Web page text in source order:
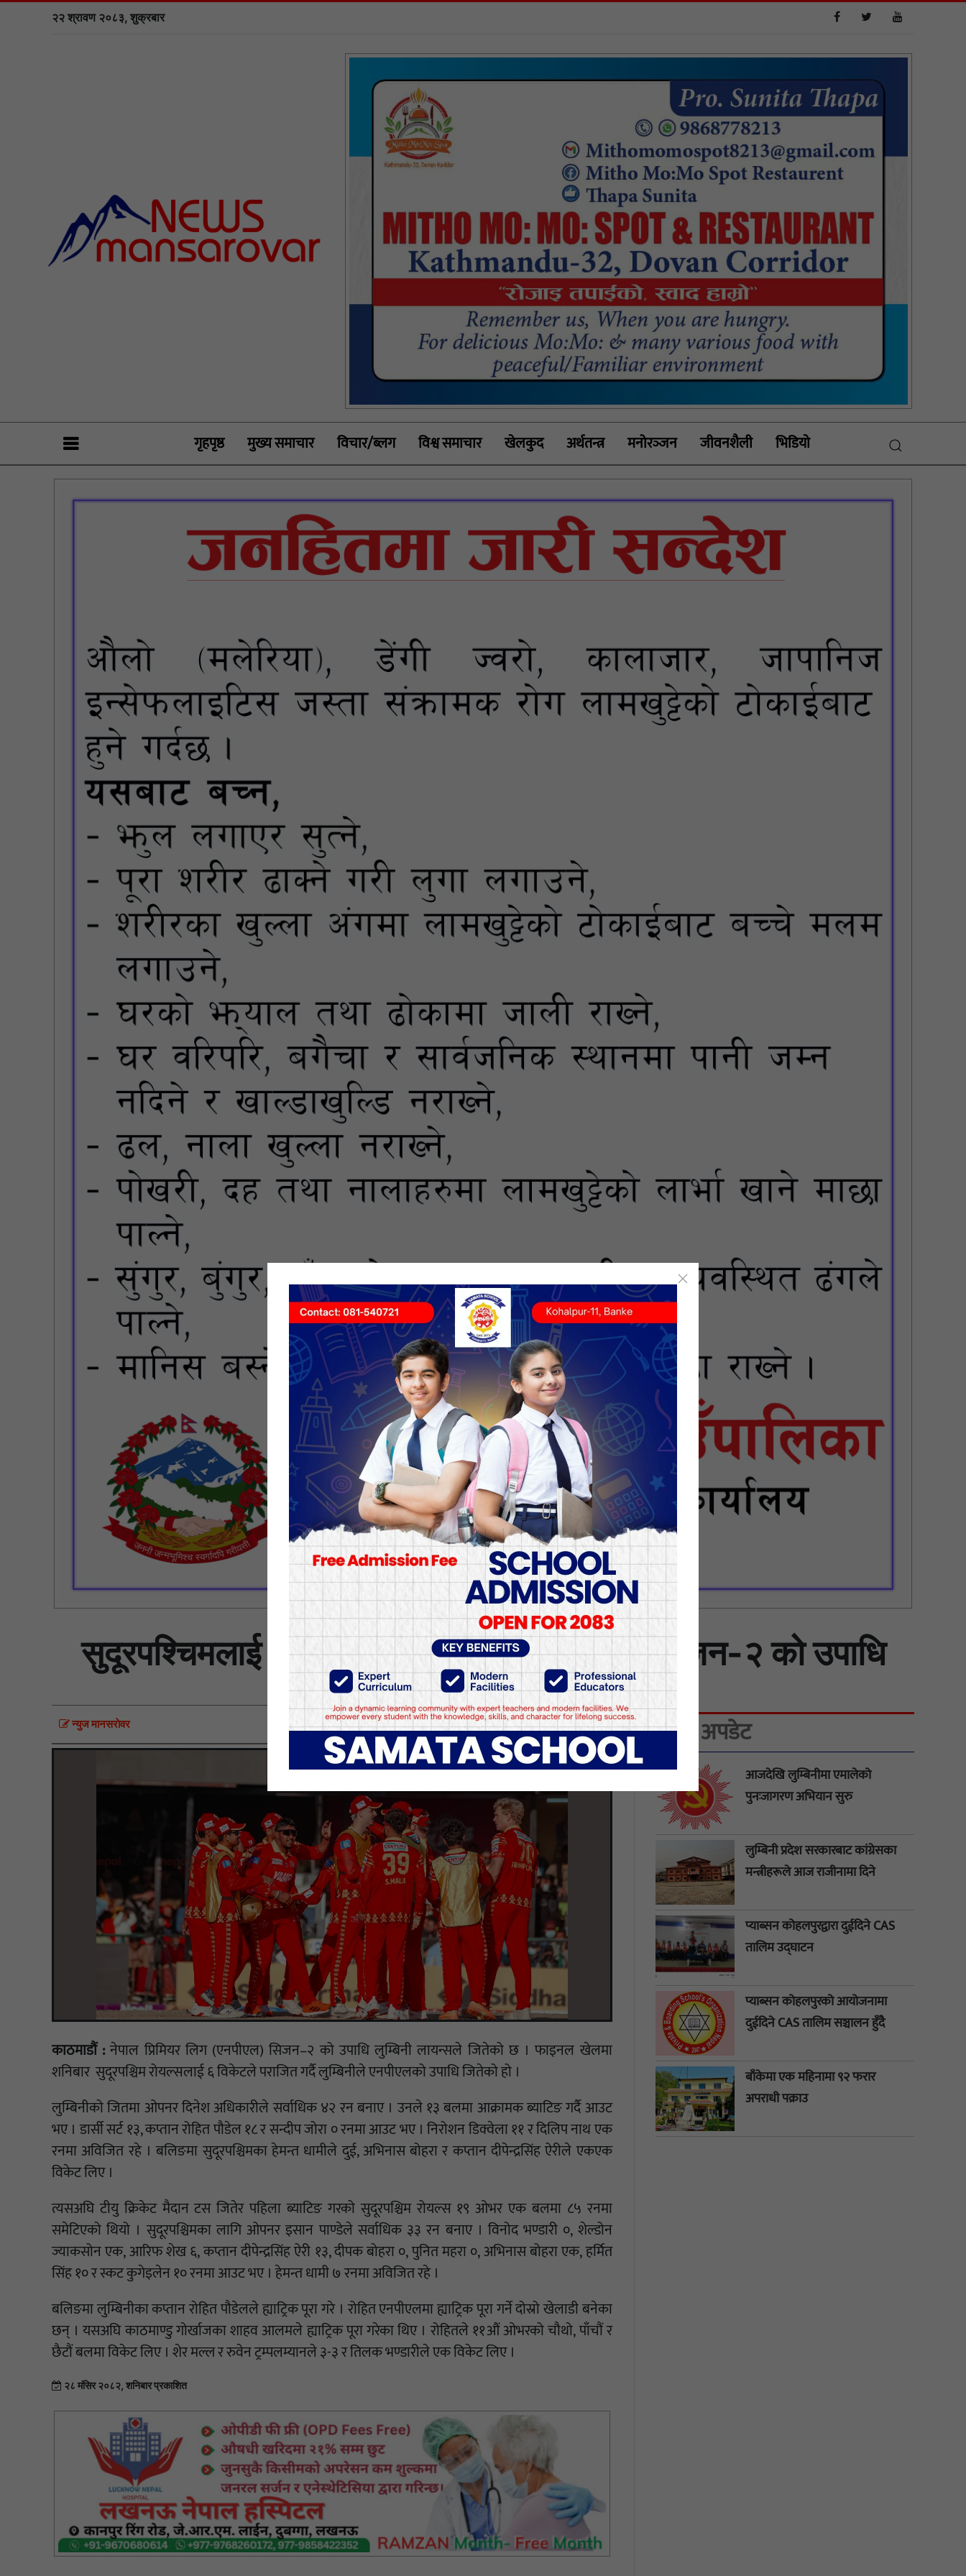
२२ श्रावण २०८३, शुक्रबार
गृहपृष्ठ मुख्य समाचार विचार/ब्लग विश्व समाचार खेलकुद अर्थतन्त्र मनोरञ्‍जन जीवनशैली भिडियाे
सुदूरपश्चिमलाई हराउँदै लुम्बिनीले जित्यो एनपीएल सिजन-२ को उपाधि
न्युज मानसराेवर
काठमाडौं : नेपाल प्रिमियर लिग (एनपीएल) सिजन–२ को उपाधि लुम्बिनी लायन्सले जितेको छ । फाइनल खेलमा
शनिबार सुदूरपश्चिम रोयल्सलाई ६ विकेटले पराजित गर्दै लुम्बिनीले एनपीएलको उपाधि जितेको हो ।
लुम्बिनीको जितमा ओपनर दिनेश अधिकारीले सर्वाधिक ४२ रन बनाए । उनले १३ बलमा आक्रामक ब्याटिङ गर्दै आउट
भए । डार्सी सर्ट १३, कप्तान रोहित पौडेल १८ र सन्दीप जोरा ० रनमा आउट भए । निरोशन डिक्वेला ११ र दिलिप नाथ एक
रनमा अविजित रहे । बलिङमा सुदूरपश्चिमका हेमन्त धामीले दुई, अभिनास बोहरा र कप्तान दीपेन्द्रसिंह ऐरीले एकएक
विकेट लिए ।
त्यसअघि टीयु क्रिकेट मैदान टस जितेर पहिला ब्याटिङ गरको सुदूरपश्चिम रोयल्स १९ ओभर एक बलमा ८५ रनमा
समेटिएको थियो । सुदूरपश्चिमका लागि ओपनर इसान पाण्डेले सर्वाधिक ३३ रन बनाए । विनोद भण्डारी ०, शेल्डोन
ज्याकसोन एक, आरिफ शेख ६, कप्तान दीपेन्द्रसिंह ऐरी १३, दीपक बोहरा ०, पुनित महरा ०, अभिनास बोहरा एक, हर्मित
सिंह १० र स्कट कुगेइलेन १० रनमा आउट भए । हेमन्त धामी ७ रनमा अविजित रहे ।
बलिङमा लुम्बिनीका कप्तान रोहित पौडेलले ह्याट्रिक पूरा गरे । रोहित एनपीएलमा ह्याट्रिक पूरा गर्ने दोस्रो खेलाडी बनेका
छन् । यसअघि काठमाण्डु गोर्खाजका शाहव आलमले ह्याट्रिक पूरा गरेका थिए । रोहितले ११औं ओभरको चौथो, पाँचौं र
छैटौं बलमा विकेट लिए । शेर मल्ल र रुवेन ट्रम्पलम्यानले ३-३ र तिलक भण्डारीले एक विकेट लिए ।
२८ मंसिर २०८२, शनिबार प्रकाशित
ताजा अपडेट
आजदेखि लुम्बिनीमा एमालेको
पुनःजागरण अभियान सुरु
लुम्बिनी प्रदेश सरकारबाट कांग्रेसका
मन्त्रीहरूले आज राजीनामा दिने
प्याब्सन कोहलपुरद्वारा दुईदिने CAS
तालिम उद्घाटन
प्याब्सन कोहलपुरको आयोजनामा
दुईदिने CAS तालिम सञ्चालन हुँदै
बाँकेमा एक महिनामा ९२ फरार
अपराधी पक्राउ